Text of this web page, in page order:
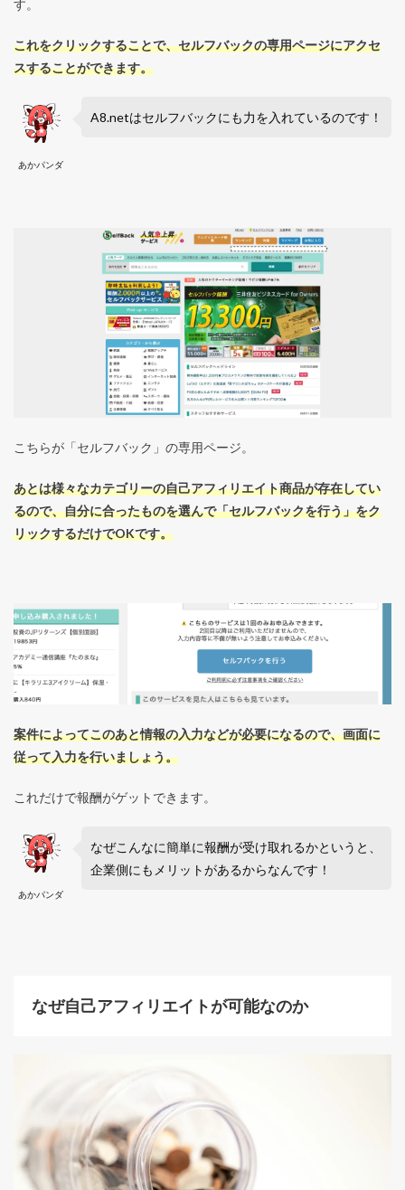
す。
これをクリックすることで、セルフバックの専用ページにアクセ
スすることができます。
あかパンダ
A8.netはセルフバックにも力を入れているのです！
こちらが「セルフバック」の専用ページ。
あとは様々なカテゴリーの自己アフィリエイト商品が存在してい
るので、自分に合ったものを選んで「セルフバックを行う」をク
リックするだけでOKです。
案件によってこのあと情報の入力などが必要になるので、画面に
従って入力を行いましょう。
これだけで報酬がゲットできます。
あかパンダ
なぜこんなに簡単に報酬が受け取れるかというと、
企業側にもメリットがあるからなんです！
なぜ自己アフィリエイトが可能なのか